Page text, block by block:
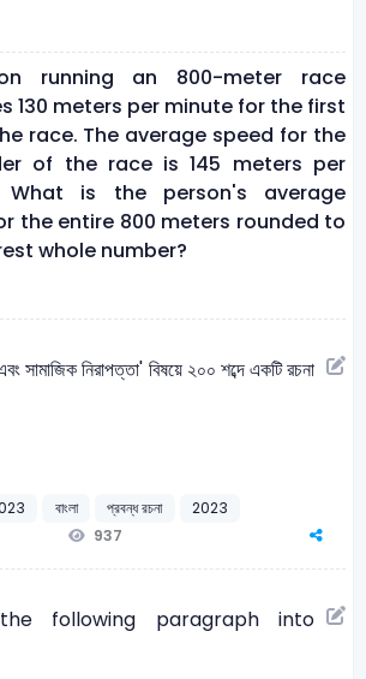
running an 800-meter race
130 meters per minute for the first
race. The average speed for the
of the race is 145 meters per
What is the person's average
the entire 800 meters rounded to
whole number?
সামাজিক নিরাপত্তা' বিষয়ে ২০০ শব্দে একটি রচনা
বাংলা প্রবন্ধ রচনা
2023
937
following paragraph into